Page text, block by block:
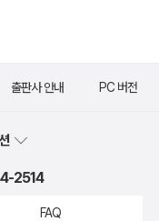
출판사 안내 PC 버전
2514
FAQ